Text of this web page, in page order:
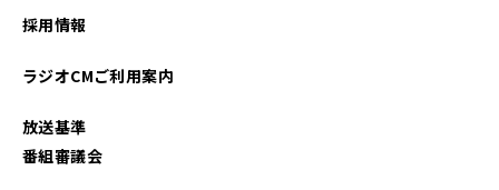
採用情報
ラジオCMご利用案内
放送基準
番組審議会